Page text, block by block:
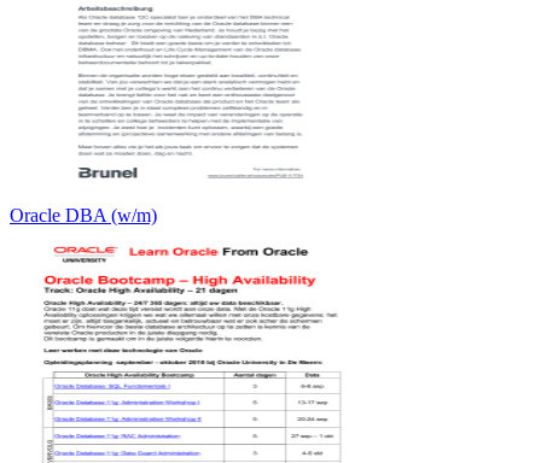
Oracle DBA (w/m)